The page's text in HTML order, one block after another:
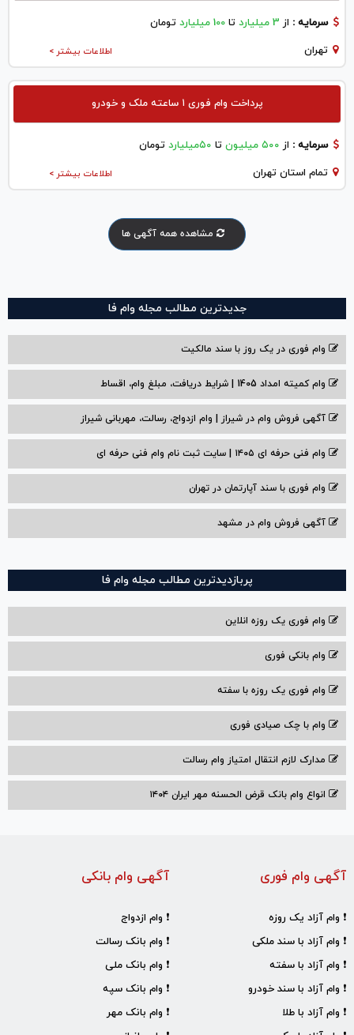
سرمایه : از 3 میلیارد تا 100 میلیارد تومان
اطلاعات بیشتر > تهران
پرداخت وام فوری ۱ ساعته ملک و خودرو
سرمایه : از ۵۰۰ میلیون تا ۵۰میلیارد تومان
اطلاعات بیشتر > تمام استان تهران
مشاهده همه آگهی ها
جدیدترین مطالب مجله وام فا
وام فوری در یک روز با سند مالکیت
وام کمیته امداد 1405 | شرایط دریافت، مبلغ وام، اقساط
آگهی فروش وام در شیراز | وام ازدواج، رسالت، مهربانی شیراز
وام فنی حرفه ای ۱۴۰۵ | سایت ثبت نام وام فنی حرفه ای
وام فوری با سند آپارتمان در تهران
آگهی فروش وام در مشهد
پربازدیدترین مطالب مجله وام فا
وام فوری یک روزه انلاین
وام بانکی فوری
وام فوری یک روزه با سفته
وام با‌ چک صیادی‌ فوری
مدارک لازم انتقال امتیاز وام رسالت
انواع وام بانک قرض الحسنه مهر ایران ۱۴۰۴
آگهی وام بانکی
❗ وام ازدواج
❗ وام بانک رسالت
❗ وام بانک ملی
❗ وام بانک سپه
❗ وام بانک مهر
آگهی وام فوری
❗ وام آزاد یک روزه
❗ وام آزاد با سند ملکی
❗ وام آزاد با سفته
❗ وام آزاد با سند خودرو
❗ وام آزاد با طلا